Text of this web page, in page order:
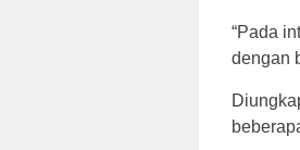
“Pada
dengan